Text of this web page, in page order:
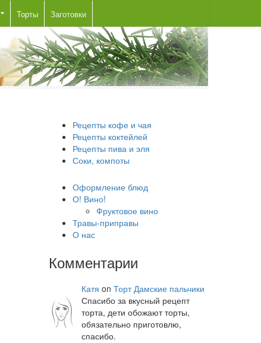
Торты Заготовки
Рецепты кофе и чая
Рецепты коктейлей
Рецепты пива и эля
Соки, компоты
Оформление блюд
О! Вино!
Фруктовое вино
Травы-приправы
О нас
Комментарии
Катя on Торт Дамские пальчики
Спасибо за вкусный рецепт
торта, дети обожают торты,
обязательно приготовлю,
спасибо.